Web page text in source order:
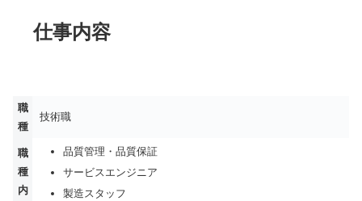
仕事内容
職
種
技術職
職
種
内
品質管理・品質保証
サービスエンジニア
製造スタッフ